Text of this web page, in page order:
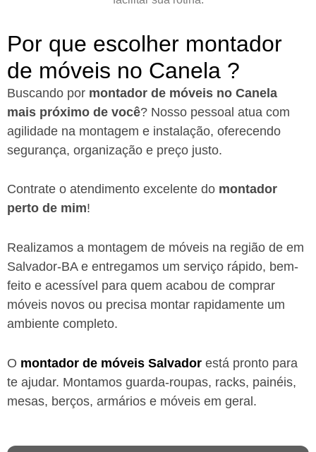
Por que escolher montador
de móveis no Canela ?​
Buscando por montador de móveis no Canela
mais próximo de você? Nosso pessoal atua com
agilidade na montagem e instalação, oferecendo
segurança, organização e preço justo.
Contrate o atendimento excelente do montador
perto de mim!
Realizamos a montagem de móveis na região de em
Salvador-BA e entregamos um serviço rápido, bem-
feito e acessível para quem acabou de comprar
móveis novos ou precisa montar rapidamente um
ambiente completo.
O montador de móveis Salvador está pronto para
te ajudar. Montamos guarda-roupas, racks, painéis,
mesas, berços, armários e móveis em geral.